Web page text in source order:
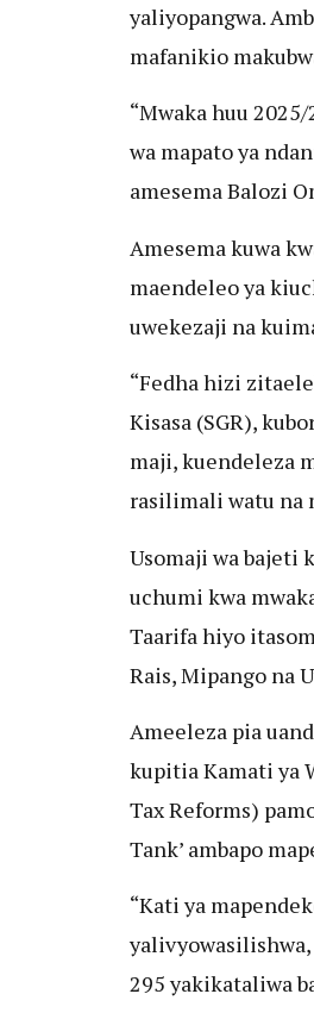
yaliyopangwa.
mafanikio
“Mwaka huu
wa mapato ya
amesema Balozi
Amesema kuwa
maendeleo ya
uwekezaji na
“Fedha hizi
Kisasa (SGR),
maji, kuendeleza
rasilimali watu na
Usomaji wa bajeti
uchumi kwa
Taarifa hiyo
Rais, Mipango na
Ameeleza pia
kupitia Kamati ya
Tax Reforms)
Tank’ ambapo
“Kati ya
295 yakikataliwa